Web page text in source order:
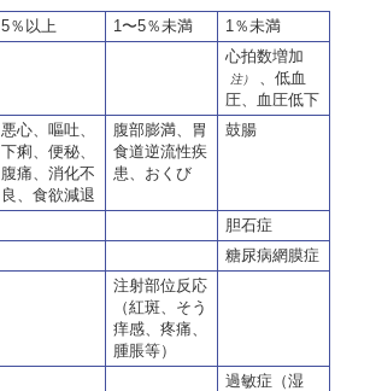
5％以上 1〜5％未満
1％未満
心拍数増加
注）
、低血
圧、血圧低下
悪心、嘔吐、
下痢、便秘、
腹痛、消化不
良、食欲減退
腹部膨満、胃
食道逆流性疾
患、おくび
鼓腸
胆石症
糖尿病網膜症
注射部位反応
（紅斑、そう
痒感、疼痛、
腫脹等）
過敏症（湿